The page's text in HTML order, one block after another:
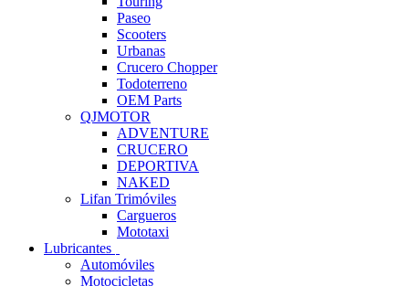
Paseo
Scooters
Urbanas
Crucero Chopper
Todoterreno
OEM Parts
QJMOTOR
ADVENTURE
CRUCERO
DEPORTIVA
NAKED
Lifan Trimóviles
Cargueros
Mototaxi
Lubricantes
Automóviles
Motocicletas